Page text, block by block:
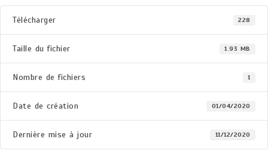
Télécharger 228
Taille du fichier 1.93 MB
Nombre de fichiers 1
Date de création 01/04/2020
Dernière mise à jour 11/12/2020